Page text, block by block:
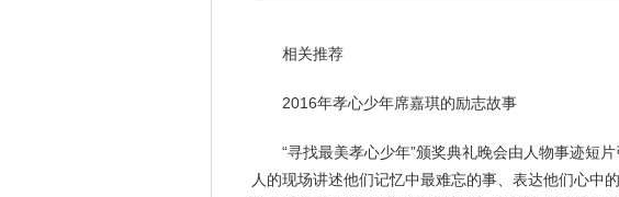
相关推荐
2016年孝心少年席嘉琪的励志故事
“寻找最美孝心少年”颁奖典礼晚会由人物事迹短
人的现场讲述他们记忆中最难忘的事、表达他们心中的